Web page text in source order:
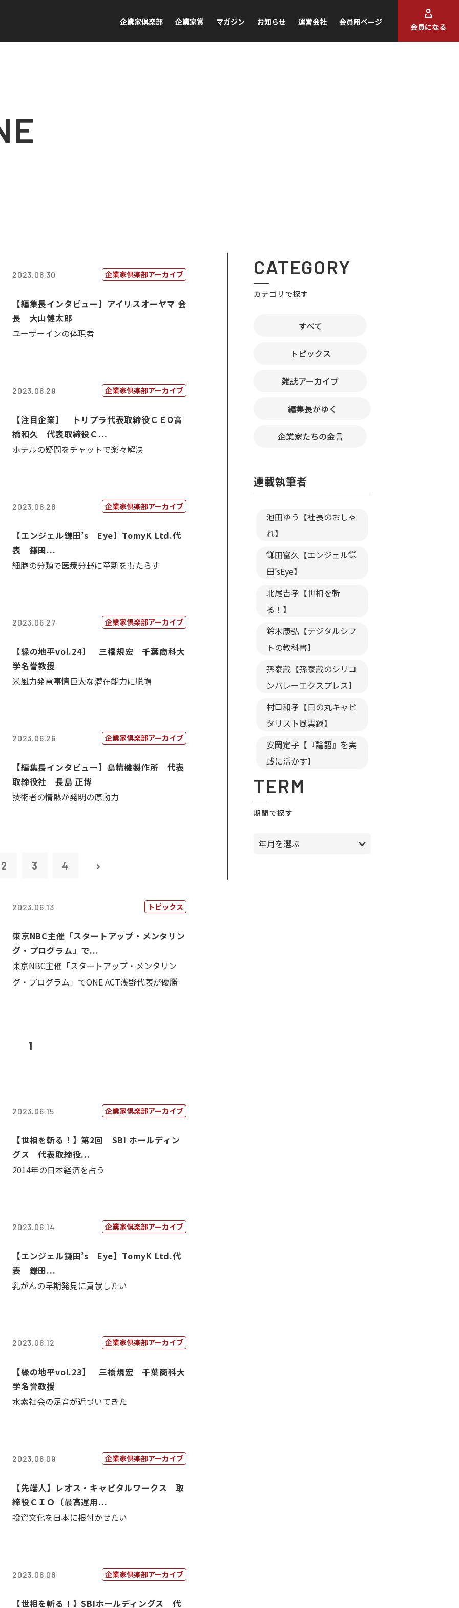
企業家倶楽部 企業家賞 マガジン お知らせ 運営会社 会員用ページ
会員になる
2023.06.30 企業家倶楽部アーカイブ
【編集長インタビュー】アイリスオーヤマ 会
長 大山健太郎
ユーザーインの体現者
2023.06.29 企業家倶楽部アーカイブ
【注目企業】 トリプラ代表取締役ＣＥО高
橋和久 代表取締役Ｃ...
ホテルの疑問をチャットで楽々解決
2023.06.28 企業家倶楽部アーカイブ
【エンジェル鎌田’s Eye】TomyK Ltd.代
表 鎌田...
細胞の分類で医療分野に革新をもたらす
2023.06.27 企業家倶楽部アーカイブ
【緑の地平vol.24】 三橋規宏 千葉商科大
学名誉教授
米風力発電事情巨大な潜在能力に脱帽
2023.06.26 企業家倶楽部アーカイブ
【編集長インタビュー】島精機製作所 代表
取締役社 長島 正博
技術者の情熱が発明の原動力
2 3 4
2023.06.13 トピックス
東京NBC主催「スタートアップ・メンタリン
グ・プログラム」で...
東京NBC主催「スタートアップ・メンタリン
グ・プログラム」でONE ACT浅野代表が優勝
1
2023.06.15 企業家倶楽部アーカイブ
【世相を斬る！】第2回 SBI ホールディン
グス 代表取締役...
2014年の日本経済を占う
2023.06.14 企業家倶楽部アーカイブ
【エンジェル鎌田’s Eye】TomyK Ltd.代
表 鎌田...
乳がんの早期発見に貢献したい
2023.06.12 企業家倶楽部アーカイブ
【緑の地平vol.23】 三橋規宏 千葉商科大
学名誉教授
水素社会の足音が近づいてきた
2023.06.09 企業家倶楽部アーカイブ
【先端人】レオス・キャピタルワークス 取
締役ＣＩＯ（最高運用...
投資文化を日本に根付かせたい
2023.06.08 企業家倶楽部アーカイブ
【世相を斬る！】SBIホールディングス 代
CATEGORY
カテゴリで探す
すべて
トピックス
雑誌アーカイブ
編集長がゆく
企業家たちの金言
連載執筆者
池田ゆう【社長のおしゃ
れ】
鎌田富久【エンジェル鎌
田’sEye】
北尾吉孝【世相を斬
る！】
鈴木康弘【デジタルシフ
トの教科書】
孫泰蔵【孫泰蔵のシリコ
ンバレーエクスプレス】
村口和孝【日の丸キャピ
タリスト風雲録】
安岡定子【『論語』を実
践に活かす】
TERM
期間で探す
年月を選ぶ